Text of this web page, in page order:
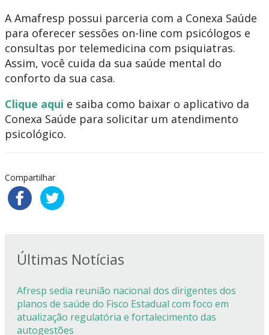
A Amafresp possui parceria com a Conexa Saúde
para oferecer sessões on-line com psicólogos e
consultas por telemedicina com psiquiatras.
Assim, você cuida da sua saúde mental do
conforto da sua casa.
Clique aqui e saiba como baixar o aplicativo da
Conexa Saúde para solicitar um atendimento
psicológico.
Compartilhar
Últimas Notícias
Afresp sedia reunião nacional dos dirigentes dos
planos de saúde do Fisco Estadual com foco em
atualização regulatória e fortalecimento das
autogestões